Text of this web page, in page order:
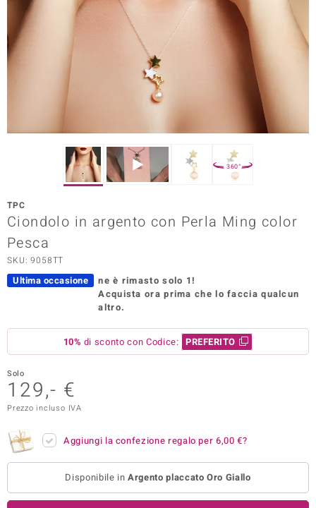
Designs
SELECTION
Paraíso
del Boss
by de Melo
360°
TPC
Ciondolo in argento con Perla Ming color
Pesca
SKU: 9058TT
Ultima occasione
ne è rimasto solo 1!
Acquista ora prima che lo faccia qualcun
altro.
10% di sconto con Codice: PREFERITO
Solo
129,- €
Prezzo incluso IVA
Aggiungi la confezione regalo per6,00 €?
Disponibile inArgento placcato Oro Giallo